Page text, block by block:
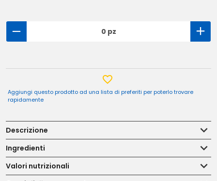
0 pz
Aggiungi questo prodotto ad una lista di preferiti per poterlo trovare
rapidamente
Descrizione
Ingredienti
Valori nutrizionali